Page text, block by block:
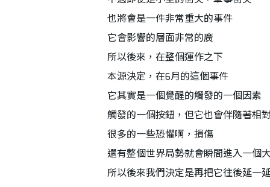
也將會是一件非常重大的事件
它會影響的層面非常的廣
所以後來，在整個運作之下
本源決定，在6月的這個事件
它其實是一個覺醒的觸發的一個因素
觸發的一個按鈕，但它也會伴隨著相
很多的一些恐懼啊，損傷
還有整個世界局勢就會瞬間進入一個
所以後來我們決定是再把它往後延一